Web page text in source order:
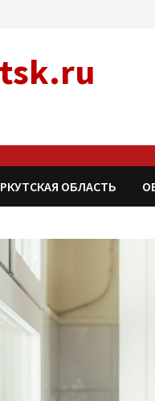
ОБЛАСТЬ